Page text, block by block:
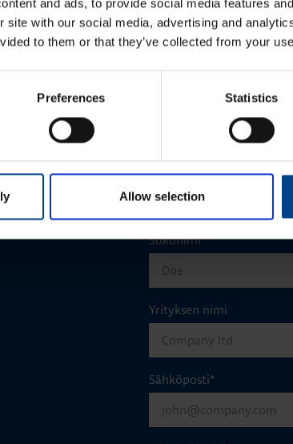
and ads, to provide social media features
site with our social media, advertising and
to them or that they’ve collected from your
Preferences Statistics
Allow selection
KATSO LISÄÄ ARTIKKELEITA
Otathan yhtettä
Etunimi*
Sukunimi*
Yrityksen nimi
Sähköposti*